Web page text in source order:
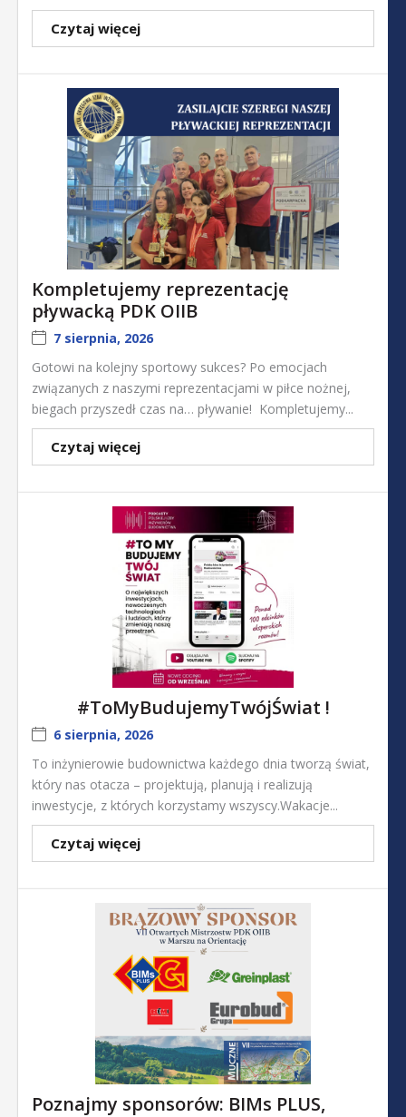
Czytaj więcej
Kompletujemy reprezentację
pływacką PDK OIIB
7 sierpnia, 2026
Gotowi na kolejny sportowy sukces? Po emocjach
związanych z naszymi reprezentacjami w piłce nożnej,
biegach przyszedł czas na… pływanie! Kompletujemy...
Czytaj więcej
#ToMyBudujemyTwójŚwiat !
6 sierpnia, 2026
To inżynierowie budownictwa każdego dnia tworzą świat,
który nas otacza – projektują, planują i realizują
inwestycje, z których korzystamy wszyscy.Wakacje...
Czytaj więcej
Poznajmy sponsorów: BIMs PLUS,